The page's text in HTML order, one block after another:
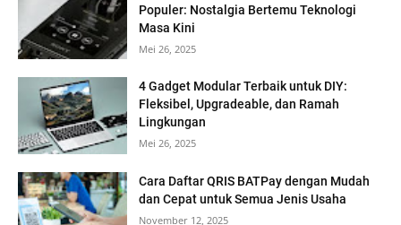
Populer: Nostalgia Bertemu Teknologi
Masa Kini
Mei 26, 2025
4 Gadget Modular Terbaik untuk DIY:
Fleksibel, Upgradeable, dan Ramah
Lingkungan
Mei 26, 2025
Cara Daftar QRIS BATPay dengan Mudah
dan Cepat untuk Semua Jenis Usaha
November 12, 2025